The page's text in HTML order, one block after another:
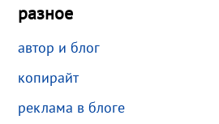
разное
автор и блог
копирайт
реклама в блоге